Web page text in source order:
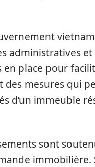
administratives et
place pour
des mesures qui
d’un immeuble
sont
immobilière.